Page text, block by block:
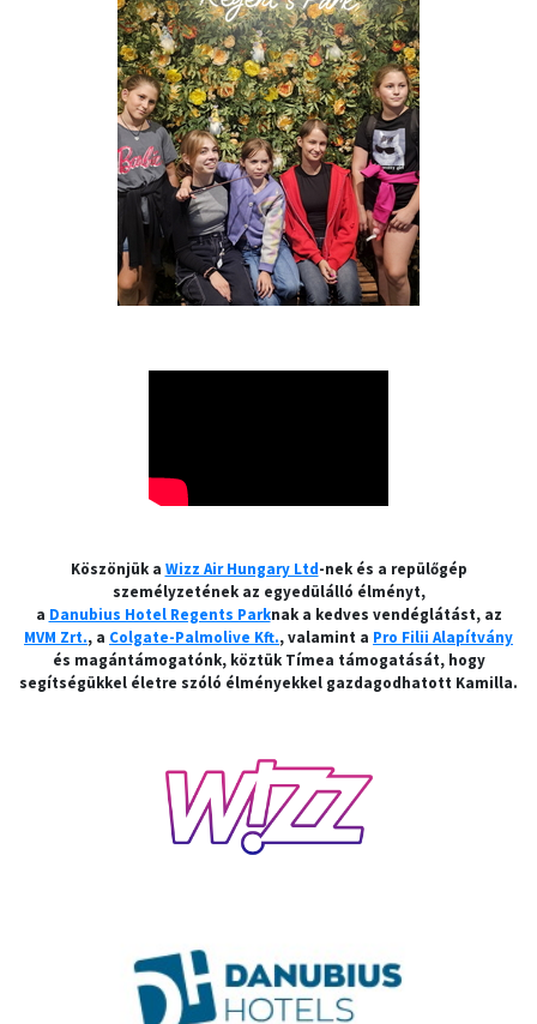
Köszönjük a Wizz Air Hungary Ltd-nek és a repülőgép
személyzetének az egyedülálló élményt,
a Danubius Hotel Regents Parknak a kedves vendéglátást, az
MVM Zrt., a Colgate-Palmolive Kft., valamint a Pro Filii Alapítvány
és magántámogatónk, köztük Tímea támogatását, hogy
segítségükkel életre szóló élményekkel gazdagodhatott Kamilla.